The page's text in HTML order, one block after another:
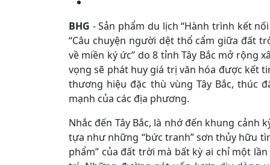
BHG - Sản phẩm du lịch “Hành trình kết
“Câu chuyện người dệt thổ cẩm giữa đất
về miền ký ức” do 8 tỉnh Tây Bắc mở rộng
vọng sẽ phát huy giá trị văn hóa được kết
thương hiệu đặc thù vùng Tây Bắc, thúc
mạnh của các địa phương.
Nhắc đến Tây Bắc, là nhớ đến khung
tựa như những “bức tranh” sơn thủy hữu
phẩm” của đất trời mà bất kỳ ai chỉ một